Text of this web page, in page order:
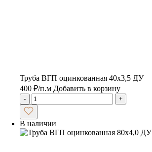
Труба ВГП оцинкованная 40х3,5 ДУ
400 ₽/п.м Добавить в корзину
- +
В наличии